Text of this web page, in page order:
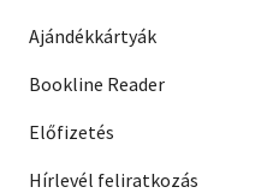
Ajándékkártyák
Bookline Reader
Előfizetés
Hírlevél feliratkozás